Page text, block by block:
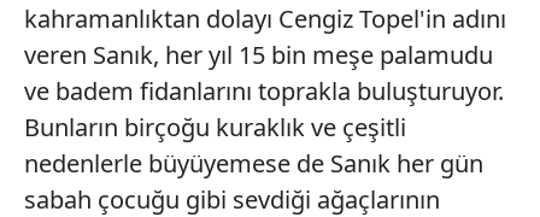
kahramanlıktan dolayı Cengiz Topel'in adını
veren Sanık, her yıl 15 bin meşe palamudu
ve badem fidanlarını toprakla buluşturuyor.
Bunların birçoğu kuraklık ve çeşitli
nedenlerle büyüyemese de Sanık her gün
sabah çocuğu gibi sevdiği ağaçlarının